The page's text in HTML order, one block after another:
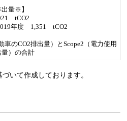
出量※】
tCO2
年度 1,351 tCO2
車のCO2排出量）とScope2（電力使用
量）の合計
いて作成しております。